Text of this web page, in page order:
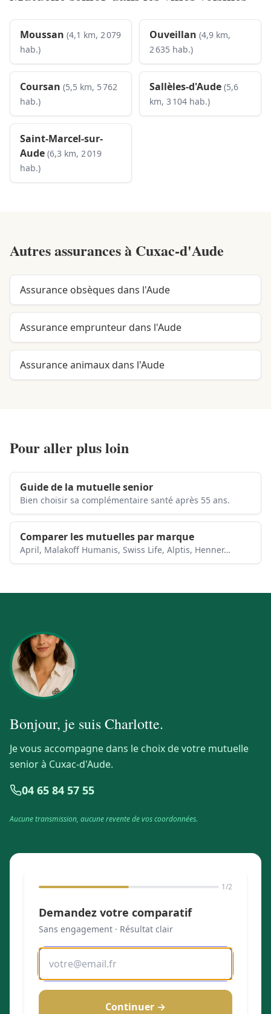
Moussan (4,1 km, 2 079
hab.)
Ouveillan (4,9 km,
2 635 hab.)
Coursan (5,5 km, 5 762
hab.)
Sallèles-d'Aude (5,6
km, 3 104 hab.)
Saint-Marcel-sur-
Aude (6,3 km, 2 019
hab.)
Autres assurances à Cuxac-d'Aude
Assurance obsèques dans l'Aude
Assurance emprunteur dans l'Aude
Assurance animaux dans l'Aude
Pour aller plus loin
Guide de la mutuelle senior
Bien choisir sa complémentaire santé après 55 ans.
Comparer les mutuelles par marque
April, Malakoff Humanis, Swiss Life, Alptis, Henner…
Bonjour, je suisCharlotte.
Je vous accompagne dans le choix de votre mutuelle
senior à Cuxac-d'Aude.
04 65 84 57 55
Aucune transmission, aucune revente de vos coordonnées.
1/2
Demandez votre comparatif
Sans engagement · Résultat clair
Continuer →